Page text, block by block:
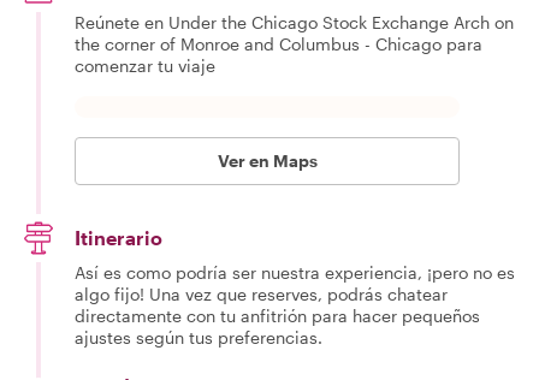
Reúnete en Under the Chicago Stock Exchange Arch on
the corner of Monroe and Columbus - Chicago para
comenzar tu viaje
Ver en Maps
Itinerario
Así es como podría ser nuestra experiencia, ¡pero no es
algo fijo! Una vez que reserves, podrás chatear
directamente con tu anfitrión para hacer pequeños
ajustes según tus preferencias.